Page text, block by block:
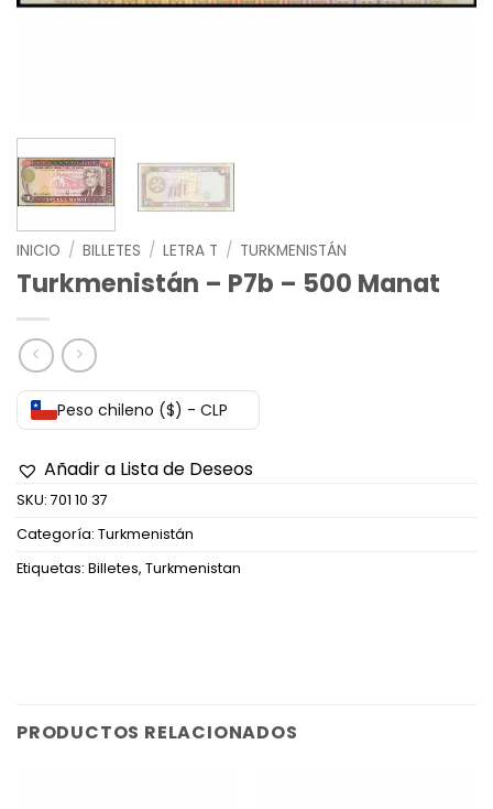
INICIO / BILLETES / LETRA T / TURKMENISTÁN
Turkmenistán – P7b – 500 Manat
Peso chileno ($) - CLP
Añadir a Lista de Deseos
SKU: 701 10 37
Categoría: Turkmenistán
Etiquetas: Billetes, Turkmenistan
PRODUCTOS RELACIONADOS